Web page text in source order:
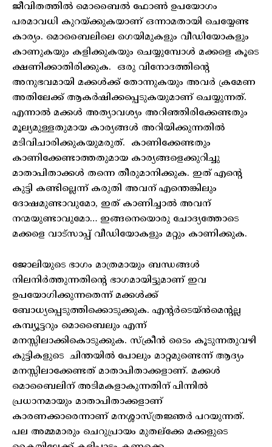
ജീവിതത്തിൽ മൊബൈൽ ഫോൺ ഉപയോഗം
പരമാവധി കുറയ്ക്കുകയാണ് ഒന്നാമതായി ചെയ്യേണ്ട
കാര്യം. മൊബൈലിലെ ഗെയിമുകളും വീഡിയോകളും
കാണുകയും കളിക്കുകയും ചെയ്യുമ്പോൾ മക്കളെ കൂടെ
ക്ഷണിക്കാതിരിക്കുക. ഒരു വിനോദത്തിന്റെ
അനുഭവമായി മക്കൾക്ക് തോന്നുകയും അവർ ക്രമേണ
അതിലേക്ക് ആകർഷിക്കപ്പെടുകയുമാണ് ചെയ്യുന്നത്.
എന്നാൽ മക്കൾ അത്യാവശ്യം അറിഞ്ഞിരിക്കേണ്ടതും
മൂല്യമുള്ളതുമായ കാര്യങ്ങൾ അറിയിക്കുന്നതിൽ
മടിവിചാരിക്കുകയുമരുത്. കാണിക്കേണ്ടതും
കാണിക്കേണ്ടാത്തതുമായ കാര്യങ്ങളെക്കുറിച്ചു
മാതാപിതാക്കൾ തന്നെ തീരുമാനിക്കുക. ഇത് എന്റെ
കുട്ടി കണ്ടില്ലെന്ന് കരുതി അവന് എന്തെങ്കിലും
ദോഷമുണ്ടാവുമോ, ഇത് കാണിച്ചാൽ അവന്
നന്മയുണ്ടാവുമോ… ഇങ്ങനെയൊരു ചോദ്യത്തോടെ
മക്കളെ വാട്സാപ്പ് വീഡിയോകളും മറ്റും കാണിക്കുക.
ജോലിയുടെ ഭാഗം മാത്രമായും ബന്ധങ്ങൾ
നിലനിർത്തുന്നതിന്റെ ഭാഗമായിട്ടുമാണ് ഇവ
ഉപയോഗിക്കുന്നതെന്ന് മക്കൾക്ക്
ബോധ്യപ്പെടുത്തിക്കൊടുക്കുക. എന്റർടെയ്ൻമെന്റല്ല
കമ്പ്യൂട്ടറും മൊബൈലും എന്ന്
മനസ്സിലാക്കികൊടുക്കുക. സ്‌ക്രീൻ ടൈം കൂടുന്നതുവഴി
കുട്ടികളുടെ ചിന്തയിൽ പോലും മാറ്റമുണ്ടെന്ന് ആദ്യം
മനസ്സിലാക്കേണ്ടത് മാതാപിതാക്കളാണ്. മക്കൾ
മൊബൈലിന് അടിമകളാകുന്നതിന് പിന്നിൽ
പ്രധാനമായും മാതാപിതാക്കളാണ്
കാരണക്കാരെന്നാണ് മനശ്ശാസ്ത്രജ്ഞർ പറയുന്നത്.
പല അമ്മമാരും ചെറുപ്രായം മുതല്ക്കേ മക്കളുടെ